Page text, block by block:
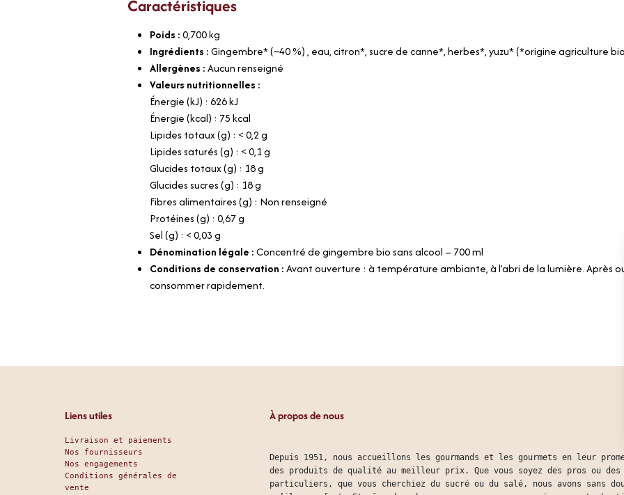
Caractéristiques
Poids :0,700kg
Ingrédients :Gingembre* (~40 %) , eau, citron*, sucre de canne*, herbes*, yuzu* (*origine agriculture
Allergènes :Aucun renseigné
Valeurs nutritionnelles :
Énergie (kJ) : 626 kJ
Énergie (kcal) : 75 kcal
Lipides totaux (g) : < 0,2 g
Lipides saturés (g) : < 0,1 g
Glucides totaux (g) : 18 g
Glucides sucres (g) : 18 g
Fibres alimentaires (g) : Non renseigné
Protéines (g) : 0,67 g
Sel (g) : < 0,03 g
Dénomination légale :Concentré de gingembre bio sans alcool – 700 ml
Conditions de conservation :Avant ouverture : à température ambiante, à l’abri de la lumière. Après
consommer rapidement.
Liens utiles
Livraison et paiements
Nos fournisseurs
Nos engagements
Conditions générales de
vente
À propos de nous
Depuis 1951, nous accueillons les gourmands et les gourmets en leur
des produits de qualité au meilleur prix. Que vous soyez des pros ou des
particuliers, que vous cherchiez du sucré ou du salé, nous avons sans